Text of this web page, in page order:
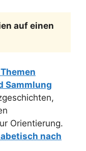
auf einen
Sammlung
Orientierung.
nach